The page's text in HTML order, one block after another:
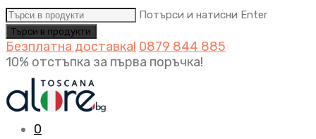
Потърси и натисни Enter
Безплатна доставка! 0879 844 885
10% отстъпка за първа поръчка!
0